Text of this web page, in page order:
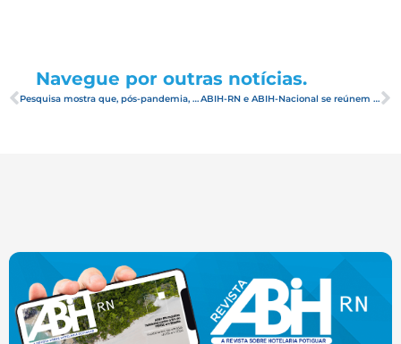
Navegue por outras notícias.
Pesquisa mostra que, pós-pandemia, brasileiro quer praia e viajar de avião ABIH-RN e ABIH-Nacional se reúnem com Ministro Fábio Farias em Brasília